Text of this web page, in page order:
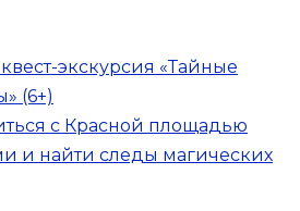
экскурсия «Тайные
(6+)
с Красной площадью
и найти следы магических